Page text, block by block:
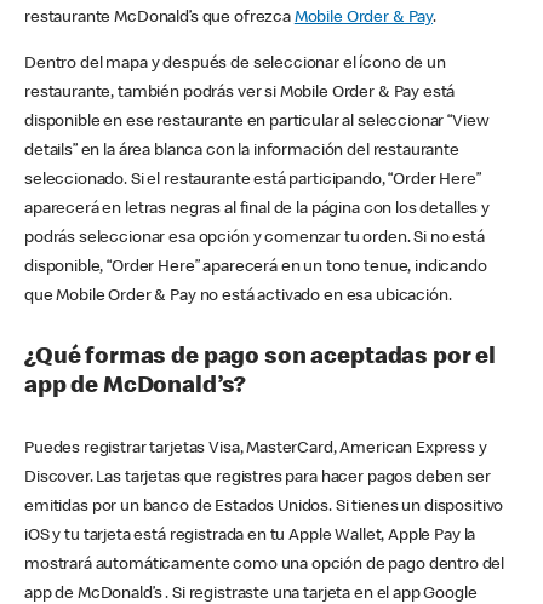
restaurante McDonald’s que ofrezca Mobile Order & Pay.
Dentro del mapa y después de seleccionar el ícono de un
restaurante, también podrás ver si Mobile Order & Pay está
disponible en ese restaurante en particular al seleccionar “View
details” en la área blanca con la información del restaurante
seleccionado. Si el restaurante está participando, “Order Here”
aparecerá en letras negras al final de la página con los detalles y
podrás seleccionar esa opción y comenzar tu orden. Si no está
disponible, “Order Here” aparecerá en un tono tenue, indicando
que Mobile Order & Pay no está activado en esa ubicación.
¿Qué formas de pago son aceptadas por el
app de McDonald’s?
Puedes registrar tarjetas Visa, MasterCard, American Express y
Discover. Las tarjetas que registres para hacer pagos deben ser
emitidas por un banco de Estados Unidos. Si tienes un dispositivo
iOS y tu tarjeta está registrada en tu Apple Wallet, Apple Pay la
mostrará automáticamente como una opción de pago dentro del
app de McDonald’s . Si registraste una tarjeta en el app Google